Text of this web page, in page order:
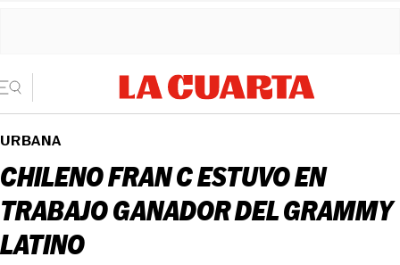
URBANA
CHILENO FRAN C ESTUVO EN
TRABAJO GANADOR DEL GRAMMY
LATINO